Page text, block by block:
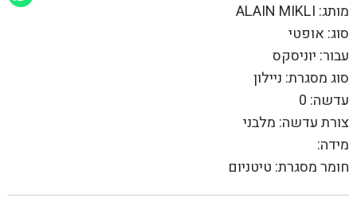
מותג: ALAIN MIKLI
סוג: אופטי
עבור: יוניסקס
סוג מסגרת: ניילון
עדשה: 0
צורת עדשה: מלבני
מידה:
חומר מסגרת: טיטניום